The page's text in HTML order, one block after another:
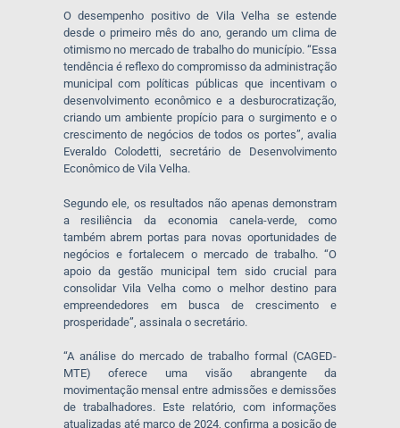
O desempenho positivo de Vila Velha se estende
desde o primeiro mês do ano, gerando um clima de
otimismo no mercado de trabalho do município. “Essa
tendência é reflexo do compromisso da administração
municipal com políticas públicas que incentivam o
desenvolvimento econômico e a desburocratização,
criando um ambiente propício para o surgimento e o
crescimento de negócios de todos os portes”, avalia
Everaldo Colodetti, secretário de Desenvolvimento
Econômico de Vila Velha.
Segundo ele, os resultados não apenas demonstram
a resiliência da economia canela-verde, como
também abrem portas para novas oportunidades de
negócios e fortalecem o mercado de trabalho. “O
apoio da gestão municipal tem sido crucial para
consolidar Vila Velha como o melhor destino para
empreendedores em busca de crescimento e
prosperidade”, assinala o secretário.
“A análise do mercado de trabalho formal (CAGED-
MTE) oferece uma visão abrangente da
movimentação mensal entre admissões e demissões
de trabalhadores. Este relatório, com informações
atualizadas até março de 2024, confirma a posição de